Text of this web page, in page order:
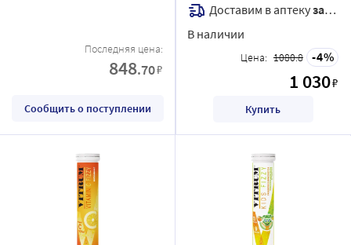
Последняя цена:
848.70₽
Сообщить о поступлении
Доставим в аптекузавтра
В наличии
Цена: 1080.8 4
1 030₽
Купить